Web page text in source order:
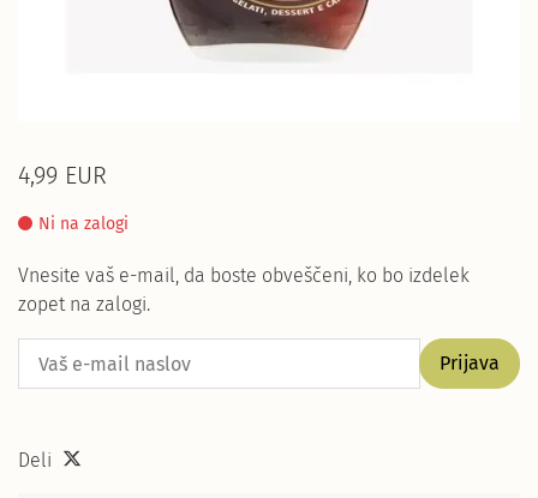
4,99 EUR
Ni na zalogi
Vnesite vaš e-mail, da boste obveščeni, ko bo izdelek
zopet na zalogi.
Prijava
Deli